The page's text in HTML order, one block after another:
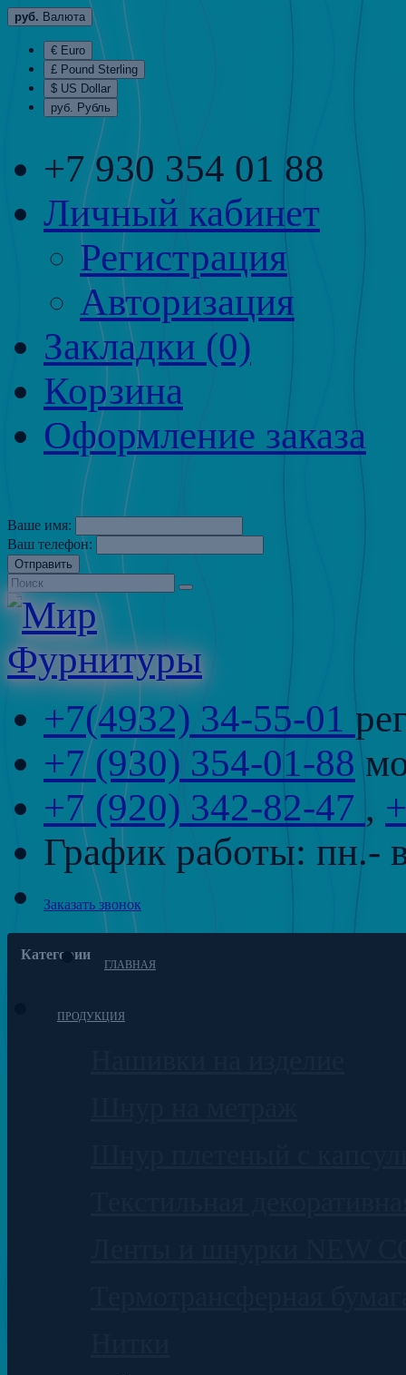
руб. Валюта
€ Euro
£ Pound Sterling
$ US Dollar
руб. Рубль
+7 930 354 01 88
Личный кабинет
Регистрация
Авторизация
Закладки (0)
Корзина
Оформление заказа
Ваше имя:
Ваш телефон:
Отправить
+7(4932) 34-55-01
+7 (930) 354-01-88
+7 (920) 342-82-47 ,
График работы: пн.-
Заказать звонок
Категории
ГЛАВНАЯ
ПРОДУКЦИЯ